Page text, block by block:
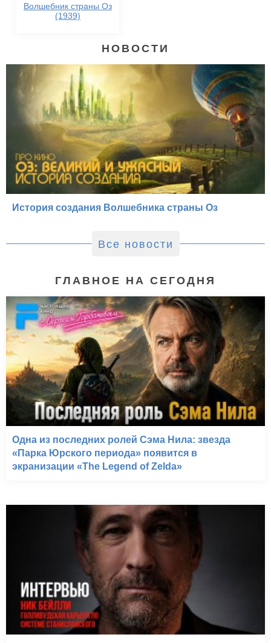
Волшебник страны Оз
(1939)
НОВОСТИ
История создания Волшебника страны Оз
Все новости
ГЛАВНОЕ НА СЕГОДНЯ
Одна из последних ролей Сэма Нила: звезда
«Парка Юрского периода» появится в
экранизации «The Legend of Zelda»